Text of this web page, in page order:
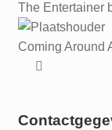
The Entertainer
Coming Around